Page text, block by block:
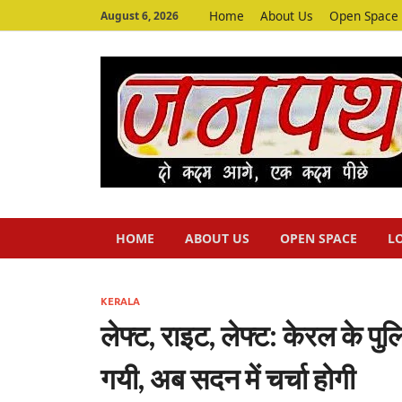
August 6, 2026 Home About Us Open Space
HOME ABOUT US OPEN SPACE
KERALA
लेफ्ट, राइट, लेफ्ट: केरल के
गयी, अब सदन में चर्चा होगी